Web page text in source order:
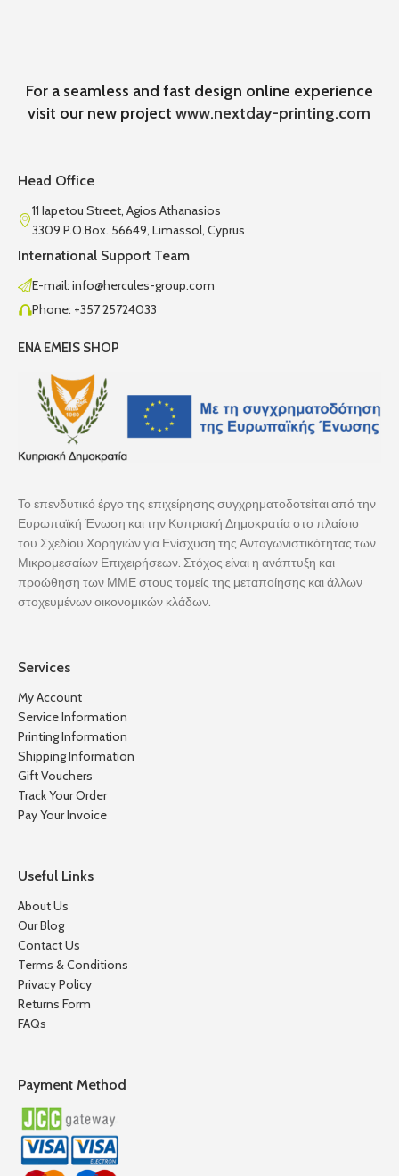
For a seamless and fast design online experience
visit our new projectwww.nextday-printing.com
Head Office
11 Iapetou Street, Agios Athanasios
3309 P.O.Box. 56649, Limassol, Cyprus
International Support Team
E-mail: info@hercules-group.com
Phone: +357 25724033
ENA EMEIS SHOP
Το επενδυτικό έργο της επιχείρησης συγχρηματοδοτείται από την
Ευρωπαϊκή Ένωση και την Κυπριακή Δημοκρατία στο πλαίσιο
του Σχεδίου Χορηγιών για Ενίσχυση της Ανταγωνιστικότητας των
Μικρομεσαίων Επιχειρήσεων. Στόχος είναι η ανάπτυξη και
προώθηση των ΜΜΕ στους τομείς της μεταποίησης και άλλων
στοχευμένων οικονομικών κλάδων.
Services
My Account
Service Information
Printing Information
Shipping Information
Gift Vouchers
Track Your Order
Pay Your Invoice
Useful Links
About Us
Our Blog
Contact Us
Terms & Conditions
Privacy Policy
Returns Form
FAQs
Payment Method